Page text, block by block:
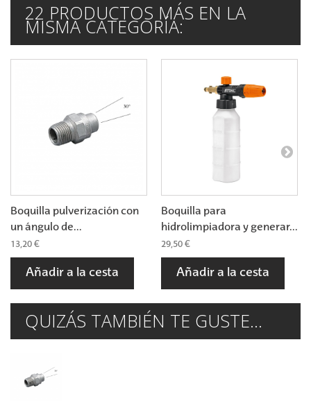
22 PRODUCTOS MÁS EN LA
MISMA CATEGORÍA:
Boquilla pulverización con
un ángulo de...
13,20 €
Añadir a la cesta
Boquilla para
hidrolimpiadora y generar...
29,50 €
Añadir a la cesta
QUIZÁS TAMBIÉN TE GUSTE...